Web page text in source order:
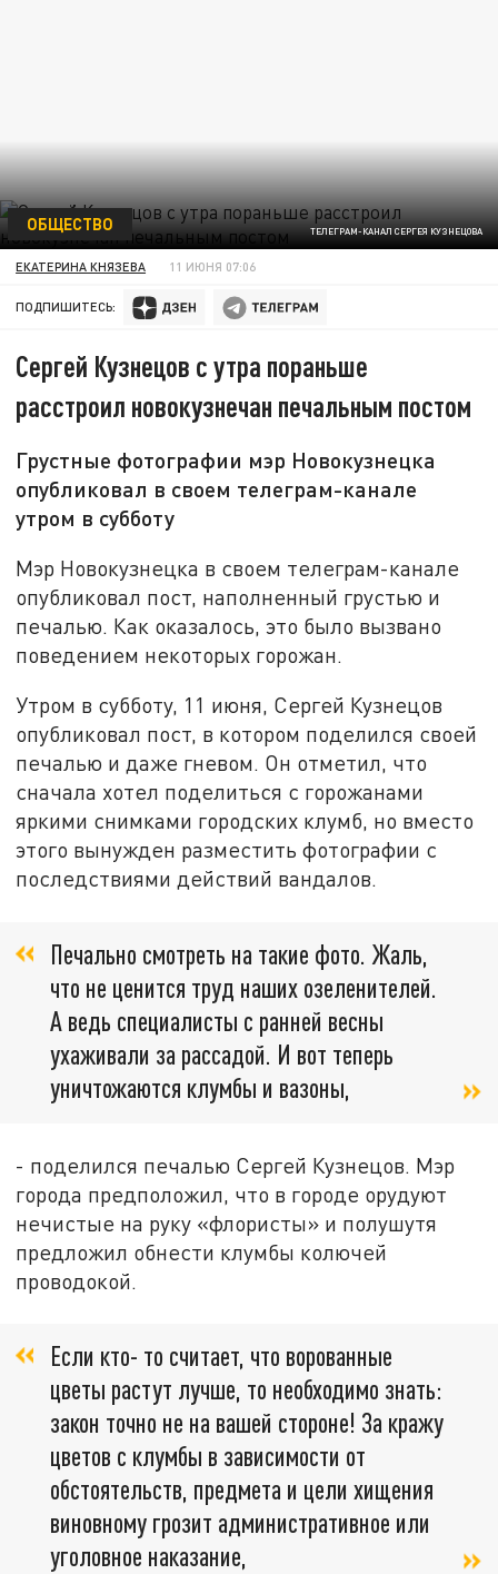
ТЕЛЕГРАМ-КАНАЛ СЕРГЕЯ КУЗНЕЦОВА
ОБЩЕСТВО
ЕКАТЕРИНА КНЯЗЕВА 11 ИЮНЯ 07:06
ПОДПИШИТЕСЬ:
Сергей Кузнецов с утра пораньше
расстроил новокузнечан печальным постом
Грустные фотографии мэр Новокузнецка
опубликовал в своем телеграм-канале
утром в субботу
Мэр Новокузнецка в своем телеграм-канале
опубликовал пост, наполненный грустью и
печалью. Как оказалось, это было вызвано
поведением некоторых горожан.
Утром в субботу, 11 июня, Сергей Кузнецов
опубликовал пост, в котором поделился своей
печалью и даже гневом. Он отметил, что
сначала хотел поделиться с горожанами
яркими снимками городских клумб, но вместо
этого вынужден разместить фотографии с
последствиями действий вандалов.
Печально смотреть на такие фото. Жаль,
что не ценится труд наших озеленителей.
А ведь специалисты с ранней весны
ухаживали за рассадой. И вот теперь
уничтожаются клумбы и вазоны,
- поделился печалью Сергей Кузнецов. Мэр
города предположил, что в городе орудуют
нечистые на руку «флористы» и полушутя
предложил обнести клумбы колючей
проводокой.
Если кто- то считает, что ворованные
цветы растут лучше, то необходимо знать:
закон точно не на вашей стороне! За кражу
цветов с клумбы в зависимости от
обстоятельств, предмета и цели хищения
виновному грозит административное или
уголовное наказание,